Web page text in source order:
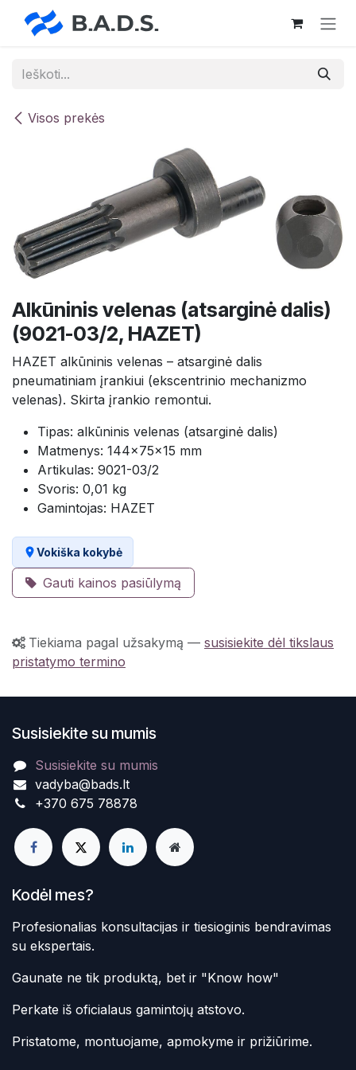
Skip to Content
Visos prekės
Alkūninis velenas (atsarginė dalis)
(9021-03/2, HAZET)
HAZET alkūninis velenas – atsarginė dalis
pneumatiniam įrankiui (ekscentrinio mechanizmo
velenas). Skirta įrankio remontui.
Tipas: alkūninis velenas (atsarginė dalis)
Matmenys: 144×75×15 mm
Artikulas: 9021-03/2
Svoris: 0,01 kg
Gamintojas: HAZET
Vokiška kokybė
Gauti kainos pasiūlymą
Tiekiama pagal užsakymą — susisiekite dėl tikslaus
pristatymo termino
Susisiekite su mumis
Susisiekite su mumis
vadyba@bads.lt
+370 675 78878
Kodėl mes?
Profesionalias konsultacijas ir tiesioginis bendravimas
su ekspertais.
Gaunate ne tik produktą, bet ir "Know how"
Perkate iš oficialaus gamintojų atstovo.
Pristatome, montuojame, apmokyme ir prižiūrime.